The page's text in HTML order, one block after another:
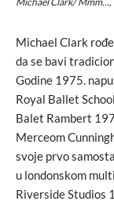
Michael Clark
da se bavi
Godine 1975.
Royal Ballet
Balet Rambert
Merceom
svoje prvo
u londonskom
Riverside Studios